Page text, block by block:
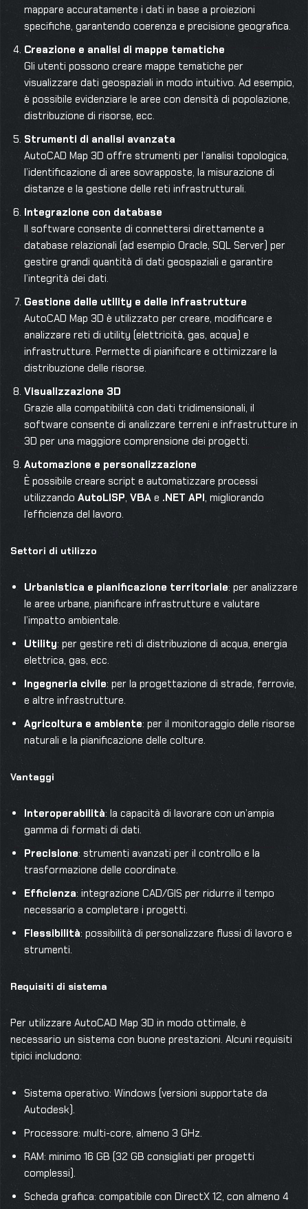
mappare accuratamente i dati in base a proiezioni
specifiche, garantendo coerenza e precisione geografica.
Creazione e analisi di mappe tematiche
Gli utenti possono creare mappe tematiche per
visualizzare dati geospaziali in modo intuitivo. Ad esempio,
è possibile evidenziare le aree con densità di popolazione,
distribuzione di risorse, ecc.
Strumenti di analisi avanzata
AutoCAD Map 3D offre strumenti per l’analisi topologica,
l’identificazione di aree sovrapposte, la misurazione di
distanze e la gestione delle reti infrastrutturali.
Integrazione con database
Il software consente di connettersi direttamente a
database relazionali (ad esempio Oracle, SQL Server) per
gestire grandi quantità di dati geospaziali e garantire
l’integrità dei dati.
Gestione delle utility e delle infrastrutture
AutoCAD Map 3D è utilizzato per creare, modificare e
analizzare reti di utility (elettricità, gas, acqua) e
infrastrutture. Permette di pianificare e ottimizzare la
distribuzione delle risorse.
Visualizzazione 3D
Grazie alla compatibilità con dati tridimensionali, il
software consente di analizzare terreni e infrastrutture in
3D per una maggiore comprensione dei progetti.
Automazione e personalizzazione
È possibile creare script e automatizzare processi
utilizzando AutoLISP, VBA e .NET API, migliorando
l’efficienza del lavoro.
Settori di utilizzo
Urbanistica e pianificazione territoriale: per analizzare
le aree urbane, pianificare infrastrutture e valutare
l’impatto ambientale.
Utility: per gestire reti di distribuzione di acqua, energia
elettrica, gas, ecc.
Ingegneria civile: per la progettazione di strade, ferrovie,
e altre infrastrutture.
Agricoltura e ambiente: per il monitoraggio delle risorse
naturali e la pianificazione delle colture.
Vantaggi
Interoperabilità: la capacità di lavorare con un’ampia
gamma di formati di dati.
Precisione: strumenti avanzati per il controllo e la
trasformazione delle coordinate.
Efficienza: integrazione CAD/GIS per ridurre il tempo
necessario a completare i progetti.
Flessibilità: possibilità di personalizzare flussi di lavoro e
strumenti.
Requisiti di sistema
Per utilizzare AutoCAD Map 3D in modo ottimale, è
necessario un sistema con buone prestazioni. Alcuni requisiti
tipici includono:
Sistema operativo: Windows (versioni supportate da
Autodesk).
Processore: multi-core, almeno 3 GHz.
RAM: minimo 16 GB (32 GB consigliati per progetti
complessi).
Scheda grafica: compatibile con DirectX 12, con almeno 4